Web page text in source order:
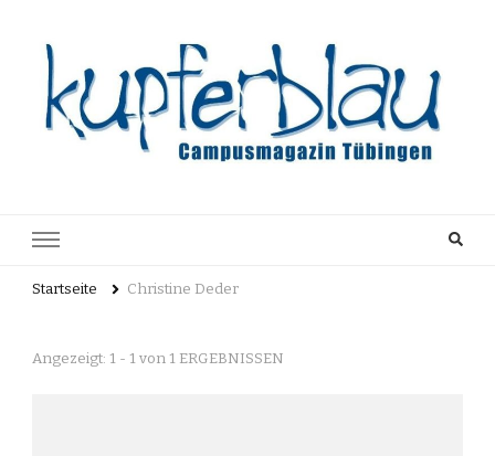
Archiv
Startseite Christine Deder
Angezeigt: 1 - 1 von 1 ERGEBNISSEN